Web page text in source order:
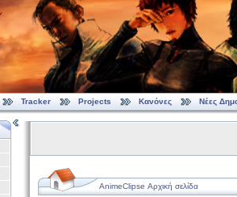
Tracker Projects Κανόνες Νέες
AnimeClipse Αρχική σελίδα